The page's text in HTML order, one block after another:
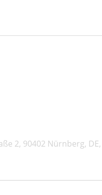
2, 90402 Nürnberg,